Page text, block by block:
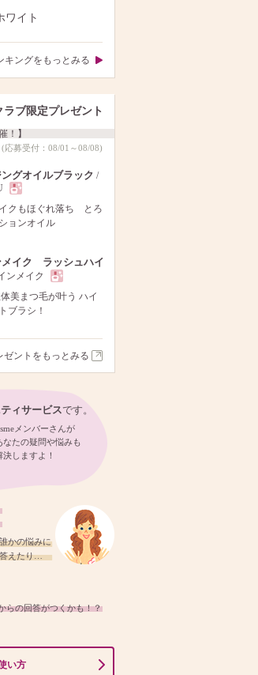
ワイト
キングをもっとみる
ブ限定プレゼント
！】
(応募受付：08/01～08/08)
グオイルブラック /
現
品
クもほぐれ落ち とろ
ョンオイル
メイク ラッシュハイ
ンメイク
現
美まつ毛が叶う ハイ
ブラシ！
ゼントをもっとみる
ィサービスです。
メンバーさんが
たの疑問や悩みも
しますよ！
誰かの悩みに
答えたり…
らの回答がつくかも！？
い方